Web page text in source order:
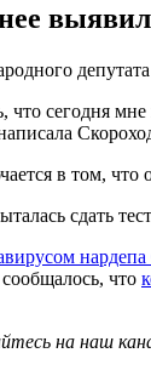
сегодня
в том, что
сдать
что
на наш